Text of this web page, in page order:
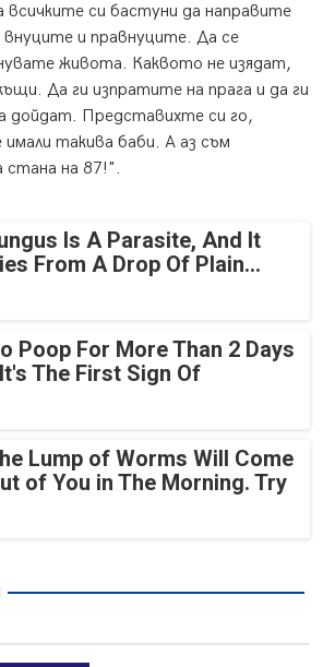
си бастуни да направите
внуците и правнуците. Да се
живота. Каквото не изядат,
Да ги изпратите на прага и да ги
дойдат. Представихте си го,
такива баби. А аз съм
на 87!".
Is A Parasite, And It
From A Drop Of Plain...
Poop For More Than 2 Days
The First Sign Of
Lump of Worms Will Come
of You in The Morning. Try